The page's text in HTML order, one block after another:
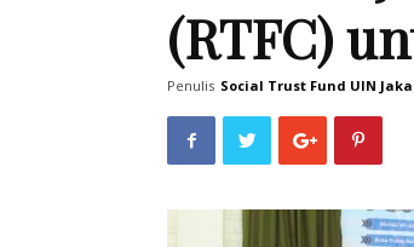
(RTFC)
Penulis Social Trust Fund UIN